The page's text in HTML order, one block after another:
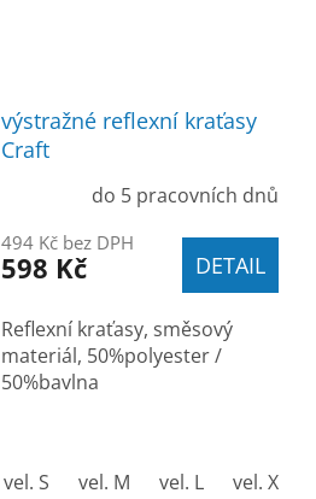
66
výstražné reflexní kraťasy
Craft
do 5 pracovních dnů
494 Kč bez DPH
598 Kč DETAIL
Reflexní kraťasy, směsový
materiál, 50%polyester /
50%bavlna
vel. S vel. M vel. L vel. XL